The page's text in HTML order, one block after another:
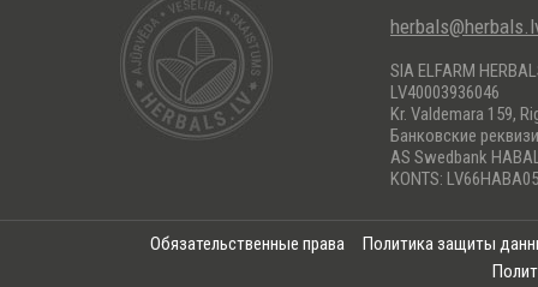
SIA ELFARM
LV40003936046
Kr. Valdemara 159,
Банковские
AS Swedbank
KONTS:
Обязательственные права
Политика защиты